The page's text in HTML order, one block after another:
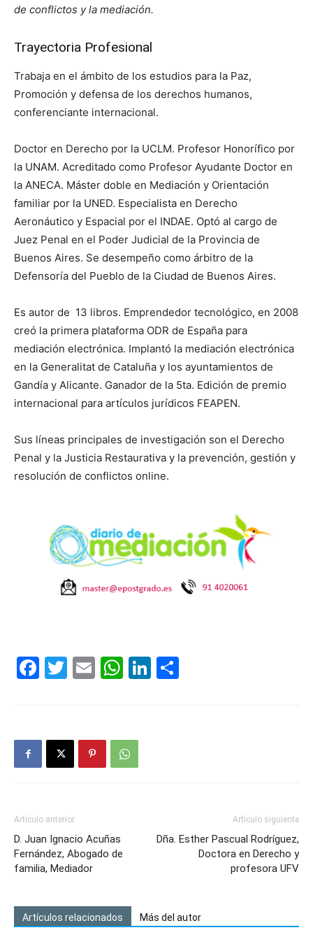
de conflictos y la mediación.
Trayectoria Profesional
Trabaja en el ámbito de los estudios para la Paz,
Promoción y defensa de los derechos humanos,
conferenciante internacional.
Doctor en Derecho por la UCLM. Profesor Honorífico por
la UNAM. Acreditado como Profesor Ayudante Doctor en
la ANECA. Máster doble en Mediación y Orientación
familiar por la UNED. Especialista en Derecho
Aeronáutico y Espacial por el INDAE. Optó al cargo de
Juez Penal en el Poder Judicial de la Provincia de
Buenos Aires. Se desempeño como árbitro de la
Defensoría del Pueblo de la Ciudad de Buenos Aires.
Es autor de 13 libros. Emprendedor tecnológico, en 2008
creó la primera plataforma ODR de España para
mediación electrónica. Implantó la mediación electrónica
en la Generalitat de Cataluña y los ayuntamientos de
Gandía y Alicante. Ganador de la 5ta. Edición de premio
internacional para artículos jurídicos FEAPEN.
Sus líneas principales de investigación son el Derecho
Penal y la Justicia Restaurativa y la prevención, gestión y
resolución de conflictos online.
Facebook
Twitter
EmailWhatsApp
LinkedIn
Artículo anterior
D. Juan Ignacio Acuñas
Fernández, Abogado de
familia, Mediador
Artículo siguiente
Dña. Esther Pascual Rodríguez,
Doctora en Derecho y
profesora UFV
Artículos relacionados Más del autor